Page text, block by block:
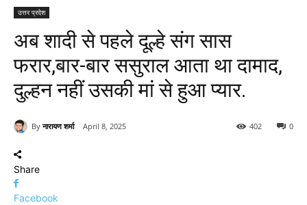
उत्तर प्रदेश
अब शादी से पहले दूल्हे संग सास
फरार,बार-बार ससुराल आता था दामाद,
दुल्हन नहीं उसकी मां से हुआ प्यार.
By नारायण शर्मा April 8, 2025 0
402
Share
Facebook